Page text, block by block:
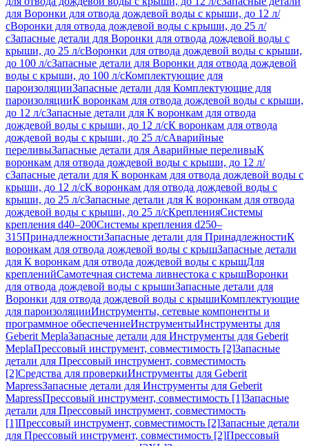
для Воронки для отвода дождевой воды с крыши, до 12 л/
сВоронки для отвода дождевой воды с крыши, до 25 л/
сЗапасные детали для Воронки для отвода дождевой воды с
крыши, до 25 л/сВоронки для отвода дождевой воды с крыши,
до 100 л/сЗапасные детали для Воронки для отвода дождевой
воды с крыши, до 100 л/сКомплектующие для
пароизоляцииЗапасные детали для Комплектующие для
пароизоляцииК воронкам для отвода дождевой воды с крыши,
до 12 л/сЗапасные детали для К воронкам для отвода
дождевой воды с крыши, до 12 л/сК воронкам для отвода
дождевой воды с крыши, до 25 л/сАварийные
переливыЗапасные детали для Аварийные переливыК
воронкам для отвода дождевой воды с крыши, до 12 л/
сЗапасные детали для К воронкам для отвода дождевой воды с
крыши, до 12 л/сК воронкам для отвода дождевой воды с
крыши, до 25 л/сЗапасные детали для К воронкам для отвода
дождевой воды с крыши, до 25 л/сКрепленияСистемы
крепления d40–200Системы крепления d250–
315ПринадлежностиЗапасные детали для ПринадлежностиК
воронкам для отвода дождевой воды с крышЗапасные детали
для К воронкам для отвода дождевой воды с крышДля
крепленийСамотечная система ливнестока с крышВоронки
для отвода дождевой воды с крышиЗапасные детали для
Воронки для отвода дождевой воды с крышиКомплектующие
для пароизоляцииИнструменты, сетевые компоненты и
программное обеспечениеИнструментыИнструменты для
Geberit MeplaЗапасные детали для Инструменты для Geberit
MeplaПрессовый инструмент, совместимость [2]Запасные
детали для Прессовый инструмент, совместимость
[2]Средства для проверкиИнструменты для Geberit
MapressЗапасные детали для Инструменты для Geberit
MapressПрессовый инструмент, совместимость [1]Запасные
детали для Прессовый инструмент, совместимость
[1]Прессовый инструмент, совместимость [2]Запасные детали
для Прессовый инструмент, совместимость [2]Прессовый